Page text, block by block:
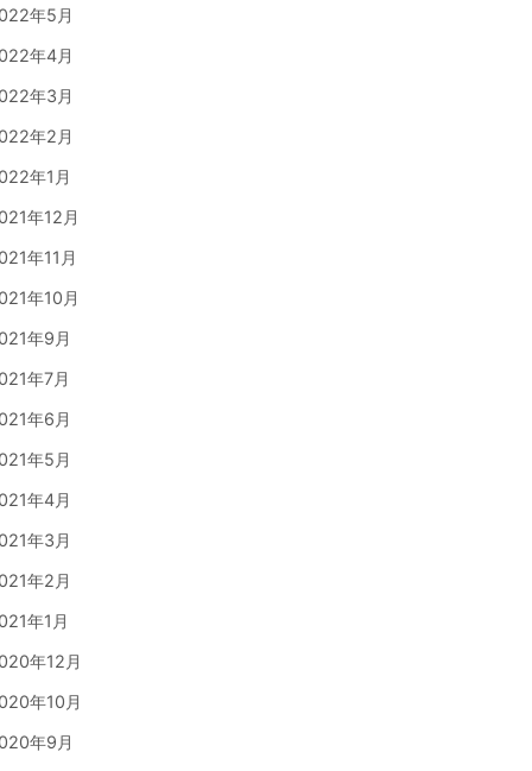
年5月
年4月
年3月
年2月
年1月
年12月
年11月
年10月
年9月
年7月
年6月
年5月
年4月
年3月
年2月
年1月
年12月
年10月
年9月